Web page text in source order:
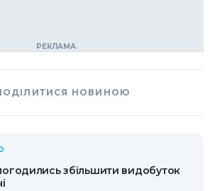
НОВИНОЮ
збільшити видобуток